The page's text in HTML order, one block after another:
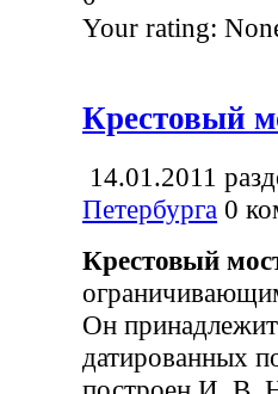
Your rating:
Крестовый
14.01.2011
Петербурга 0
Крестовый
Он
датированных